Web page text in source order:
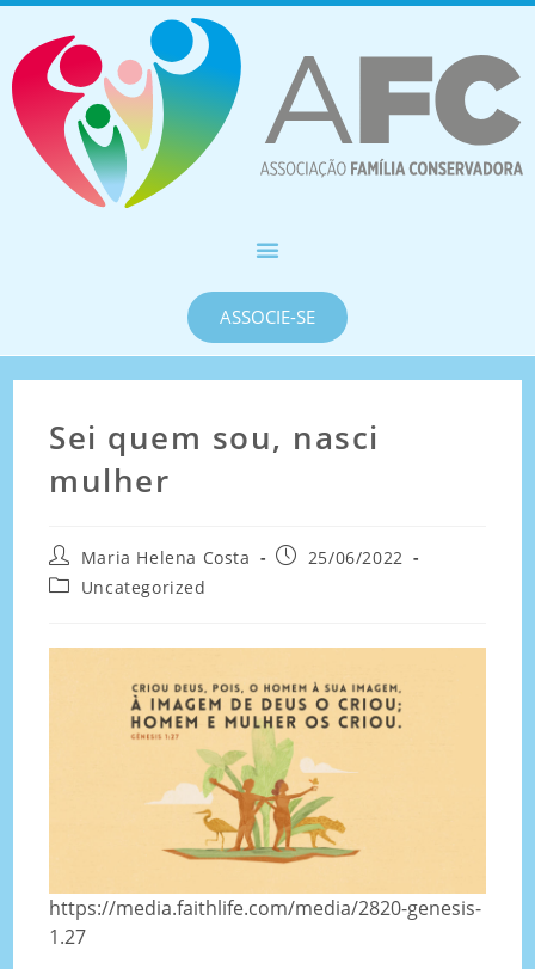
ASSOCIE-SE
Sei quem sou, nasci
mulher
Maria Helena Costa
25/06/2022
Uncategorized
https://media.faithlife.com/media/2820-genesis-
1.27